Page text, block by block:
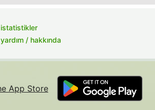
istatistikler
yardım / hakkında